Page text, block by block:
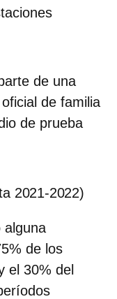
de una
de familia
de prueba
2021-2022)
alguna
de los
el 30% del